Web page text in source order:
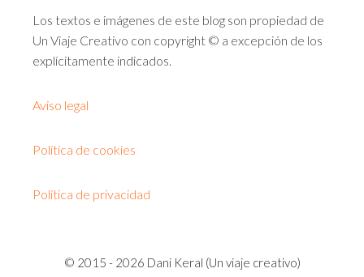
Los textos e imágenes de este blog son propiedad de
Un Viaje Creativo con copyright © a excepción de los
explícitamente indicados.
Aviso legal
Política de cookies
Política de privacidad
© 2015 - 2026 Dani Keral (Un viaje creativo)